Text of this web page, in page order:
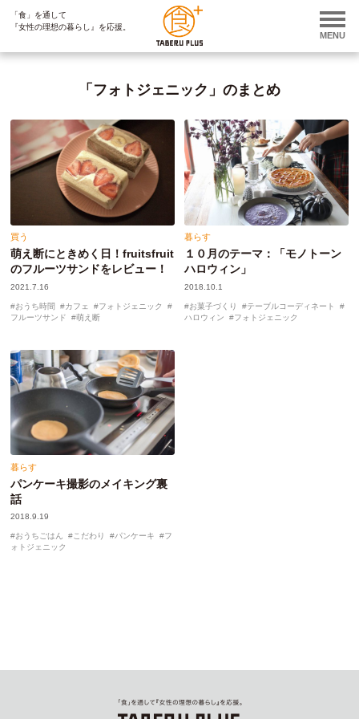
「食」を通して
『女性の理想の暮らし』を応援。
MENU
「フォトジェニック」のまとめ
買う
萌え断にときめく日！fruitsfruit
のフルーツサンドをレビュー！
2021.7.16
おうち時間 カフェ
フォトジェニック
フルーツサンド
萌え断
暮らす
１０月のテーマ：「モノトーン
ハロウィン」
2018.10.1
お菓子づくり
テーブルコーディネート
ハロウィン
フォトジェニック
暮らす
パンケーキ撮影のメイキング裏
話
2018.9.19
おうちごはん こだわり パンケーキ
フ
ォトジェニック